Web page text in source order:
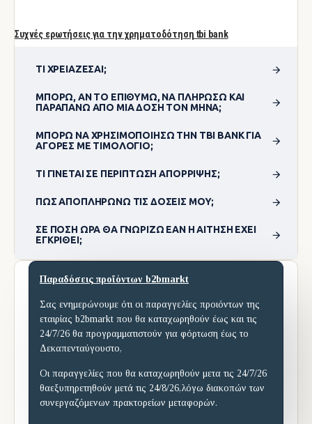
Συχνές ερωτήσεις για την χρηματοδότηση tbi bank
ΤΙ ΧΡΕΙΆΖΕΣΑΙ;
ΜΠΟΡΏ, ΑΝ ΤΟ ΕΠΙΘΥΜΏ, ΝΑ ΠΛΗΡΏΣΩ ΚΑΙ
ΠΑΡΑΠΆΝΩ ΑΠΌ ΜΊΑ ΔΌΣΗ ΤΟΝ ΜΉΝΑ;
ΜΠΟΡΏ ΝΑ ΧΡΗΣΙΜΟΠΟΊΗΣΩ ΤΗΝ TBI BANK ΓΙΑ
ΑΓΟΡΈΣ ΜΕ ΤΙΜΟΛΌΓΙΟ;
ΤΙ ΓΊΝΕΤΑΙ ΣΕ ΠΕΡΊΠΤΩΣΗ ΑΠΌΡΡΙΨΗΣ;
ΠΏΣ ΑΠΟΠΛΗΡΏΝΩ ΤΙΣ ΔΌΣΕΙΣ ΜΟΥ;
ΣΕ ΠΌΣΗ ΏΡΑ ΘΑ ΓΝΩΡΊΖΩ ΕΆΝ Η ΑΊΤΗΣΗ ΈΧΕΙ
ΕΓΚΡΙΘΕΊ;
Παραδόσεις προϊόντων b2bmarkt
Σας ενημερώνουμε ότι οι παραγγελίες προιόντων της
εταιρίας b2bmarkt που θα καταχωρηθούν έως και τις
24/7/26 θα προγραμματιστούν για φόρτωση έως το
Δεκαπενταύγουστο,
Οι παραγγελίες που θα καταχωρηθούν μετα τις 24/7/26
θαεξυπηρετηθούν μετά τις 24/8/26,λόγω διακοπών των
συνεργαζόμενων πρακτορείων μεταφορών.